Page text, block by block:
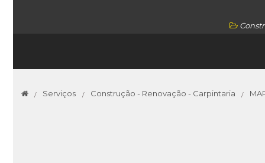
Serviços Construção - Renovação - Carpintaria